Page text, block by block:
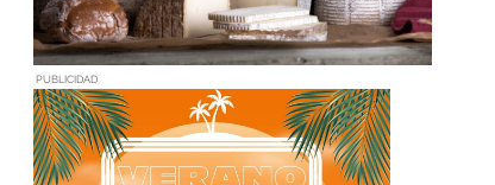
PUBLICIDAD